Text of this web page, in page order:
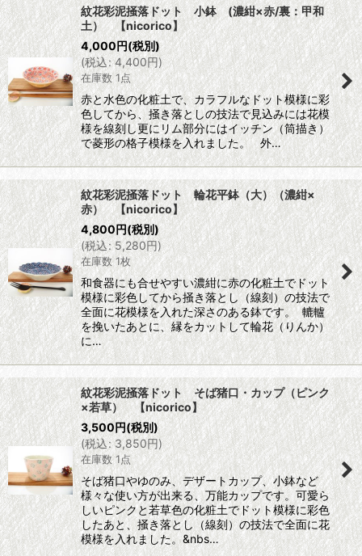
紋花彩泥掻落ドット 小鉢 (濃紺×赤/裏：甲和
土） 【nicorico】
4,000円(税別)
(税込: 4,400円)
在庫数 1点
赤と水色の化粧土で、カラフルなドット模様に彩
色してから、掻き落としの技法で見込みには花模
様を線刻し更にリム部分にはイッチン（筒描き）
で菱形の格子模様を入れました。 外…
紋花彩泥掻落ドット 輪花平鉢（大）（濃紺×
赤） 【nicorico】
4,800円(税別)
(税込: 5,280円)
在庫数 1枚
和食器にも合せやすい濃紺に赤の化粧土でドット
模様に彩色してから掻き落とし（線刻）の技法で
全面に花模様を入れた深さのある鉢です。 轆轤
を挽いたあとに、縁をカットして輪花（りんか）
に…
紋花彩泥掻落ドット そば猪口・カップ（ピンク
×若草） 【nicorico】
3,500円(税別)
(税込: 3,850円)
在庫数 1点
そば猪口やゆのみ、デザートカップ、小鉢など
様々な使い方が出来る、万能カップです。可愛ら
しいピンクと若草色の化粧土でドット模様に彩色
したあと、掻き落とし（線刻）の技法で全面に花
模様を入れました。&nbs…